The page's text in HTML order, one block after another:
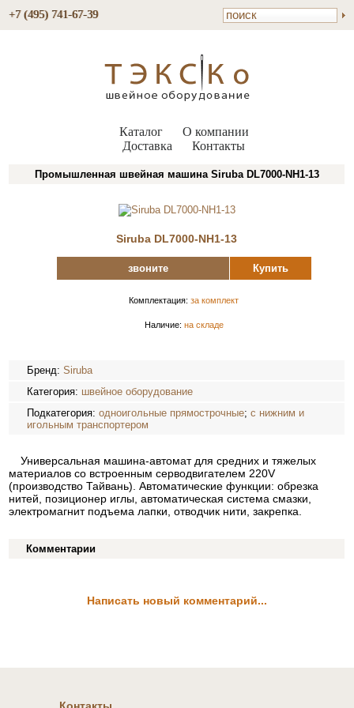
+7 (495) 741-67-39
Каталог
О компании
Доставка
Контакты
Промышленная швейная машина Siruba DL7000-NH1-13
Siruba DL7000-NH1-13
звоните Купить
Комплектация:за комплект
Наличие: на складе
Бренд:Siruba
Категория: швейное оборудование
Подкатегория:одноигольные прямострочные;с нижним и
игольным транспортером
Универсальная машина-автомат для средних и тяжелых
материалов со встроенным серводвигателем 220V
(производство Тайвань). Автоматические функции: обрезка
нитей, позиционер иглы, автоматическая система смазки,
электромагнит подъема лапки, отводчик нити, закрепка.
Комментарии
Написать новый комментарий...